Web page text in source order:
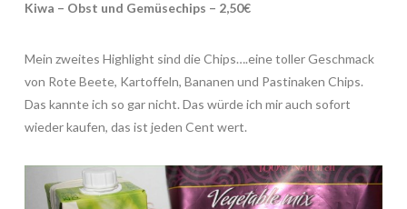
Kiwa – Obst und Gemüsechips – 2,50€
Mein zweites Highlight sind die Chips….eine toller Geschmack
von Rote Beete, Kartoffeln, Bananen und Pastinaken Chips.
Das kannte ich so gar nicht. Das würde ich mir auch sofort
wieder kaufen, das ist jeden Cent wert.